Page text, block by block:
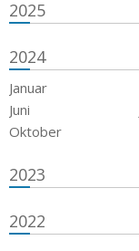
2025
2024
Januar
Juni
Oktober
2023
2022